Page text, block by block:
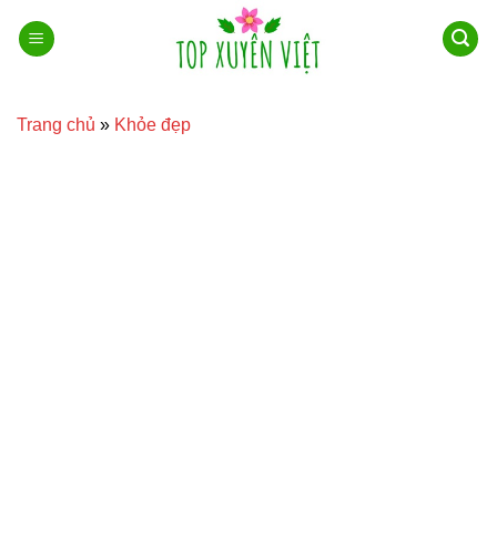
qua
Trang chủ » Khỏe đẹp